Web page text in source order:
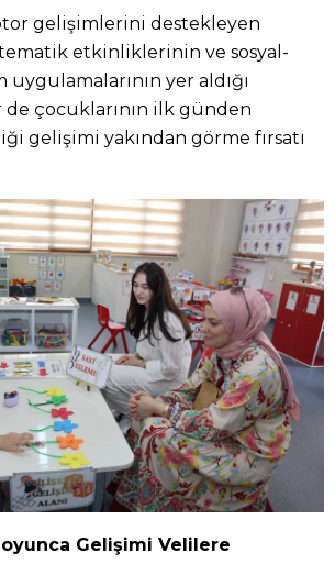
gelişimlerini destekleyen
etkinliklerinin ve sosyal-
yer aldığı
çocuklarının ilk günden
gelişimi yakından görme fırsatı
Gelişimi Velilere